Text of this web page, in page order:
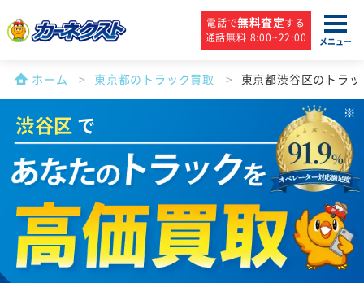
電話で無料査定する
通話無料 8:00~22:00
メニュー
ホーム 東京都のトラック買取 東京都渋谷区のトラ
渋谷区 で